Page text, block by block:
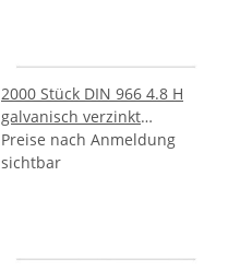
2000 Stück DIN 966 4.8 H
galvanisch verzinkt
Linsenkopfschrauben mit
Phillips Kreuzschlitz H
Preise nach Anmeldung
sichtbar